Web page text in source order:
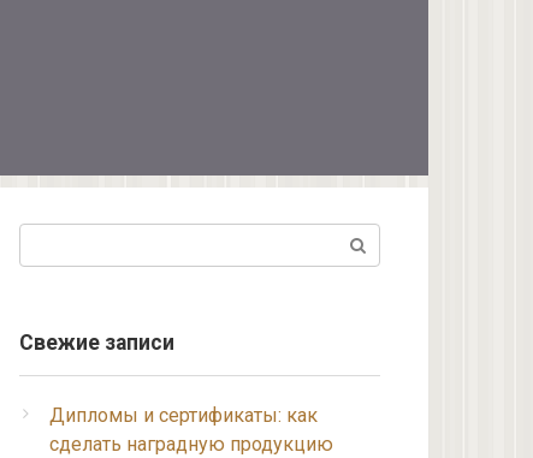
Свежие записи
Дипломы и сертификаты: как
сделать наградную продукцию